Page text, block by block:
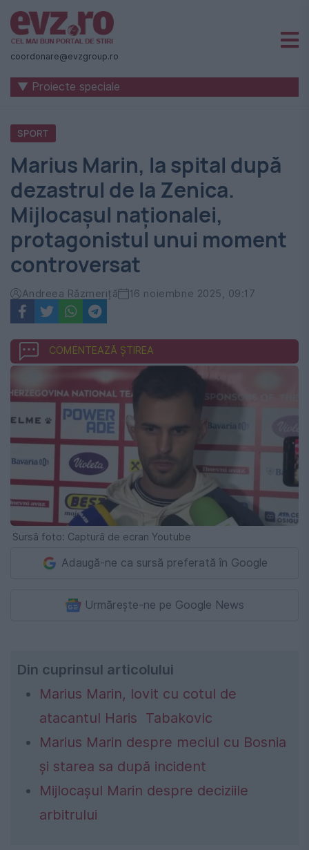
Știri
naționale
internaționale
România
-
Evenimentul
Zilei
coordonare@evzgroup.ro
▼ Proiecte speciale
SPORT
Marius Marin, la spital după
dezastrul de la Zenica.
Mijlocașul naționalei,
protagonistul unui moment
controversat
Andreea Răzmeriță 16 noiembrie 2025, 09:17
COMENTEAZĂ ȘTIREA
Sursă foto: Captură de ecran Youtube
Adaugă-ne ca sursă preferată în Google
Urmărește-ne pe Google News
Din cuprinsul articolului
Marius Marin, lovit cu cotul de
atacantul Haris Tabakovic
Marius Marin despre meciul cu Bosnia
și starea sa după incident
Mijlocașul Marin despre deciziile
arbitrului